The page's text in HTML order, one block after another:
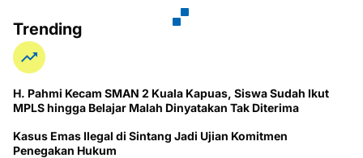
Trending
H. Pahmi Kecam SMAN 2 Kuala Kapuas, Siswa Sudah Ikut
MPLS hingga Belajar Malah Dinyatakan Tak Diterima
Kasus Emas Ilegal di Sintang Jadi Ujian Komitmen
Penegakan Hukum